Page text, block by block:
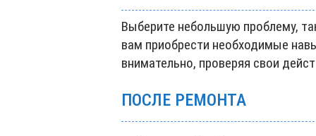
Выберите небольшую проблему,
вам приобрести необходимые
внимательно, проверяя свои
ПОСЛЕ РЕМОНТА